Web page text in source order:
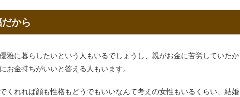
から
雅に暮らしたいという人もいるでしょうし、親がお金に苦労していたか
お金持ちがいいと答える人もいます。
くれれば顔も性格もどうでもいいなんて考えの女性もいるくらい、結婚